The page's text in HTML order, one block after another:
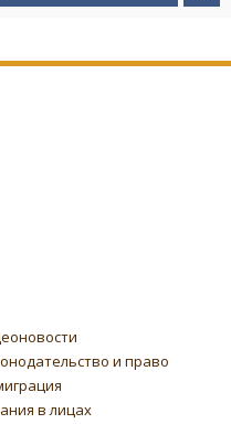
и право
в лицах